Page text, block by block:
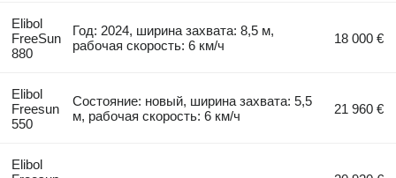
Elibol
FreeSun
880
Год: 2024, ширина захвата: 8,5 м,
рабочая скорость: 6 км/ч
18 000 €
Elibol
Freesun
550
Состояние: новый, ширина захвата: 5,5
м, рабочая скорость: 6 км/ч
21 960 €
Elibol